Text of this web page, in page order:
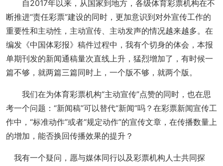
自2017年以来，从国家到地方，各级体育彩票机构在不
断推进“责任彩票”建设的同时，更加意识到对外宣传工作的
重要性和主动性，主动宣传、主动发声的情况越来越多。在
编发《中国体彩报》稿件过程中，我有个切身的体会，本报
单期刊发的新闻通稿量次直线上升，猛烈增加了，有时候一
篇不够，就两篇三篇同时上，一个版不够，就两个版。
我们在为体育彩票机构“主动宣传”点赞的同时，也在思
考一个问题：“新闻稿”可以替代“新闻”吗？在彩票新闻宣传工
作中，“标准动作”或者“规定动作”的宣传文章，在传播数量上
的增加，能否换回传播效果的提升？
我有一个疑问，愿与媒体同行以及彩票机构人士共同探